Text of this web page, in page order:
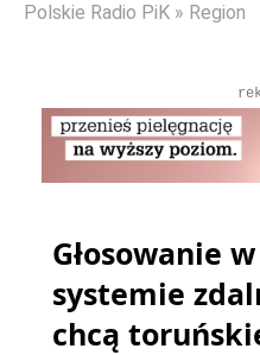
Polskie Radio PiK Region
Głosowanie
systemie
chcą